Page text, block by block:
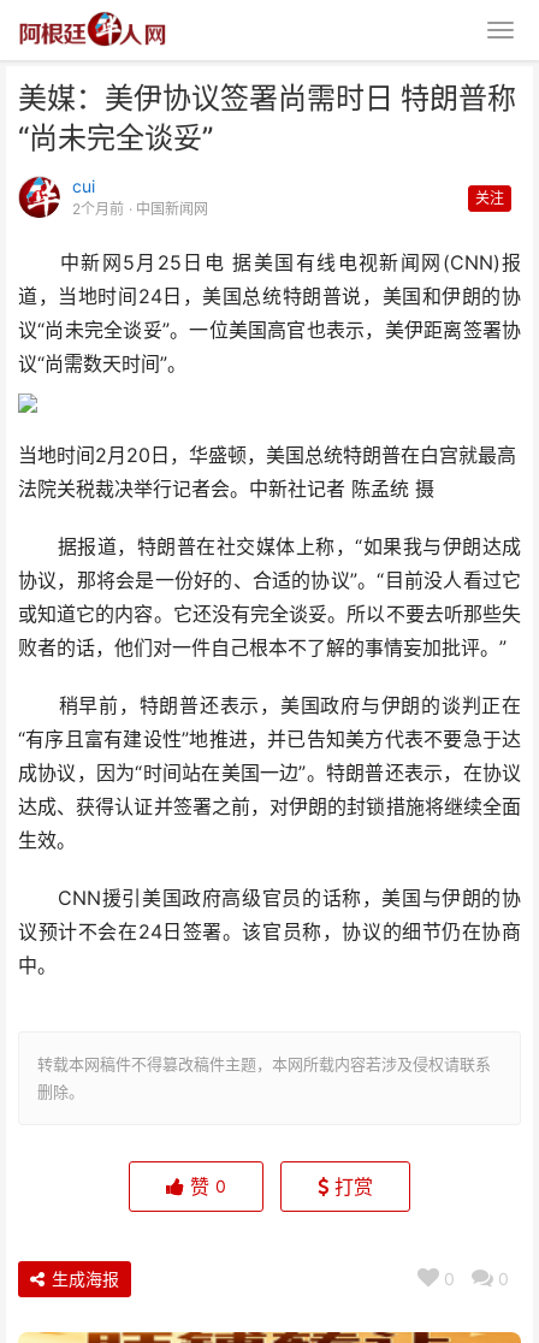
美媒：美伊协议签署尚需时日 特朗普称
“尚未完全谈妥”
cui
2个月前 · 中国新闻网
关注
中新网5月25日电 据美国有线电视新闻网(CNN)报
道，当地时间24日，美国总统特朗普说，美国和伊朗的协
议“尚未完全谈妥”。一位美国高官也表示，美伊距离签署协
议“尚需数天时间”。
当地时间2月20日，华盛顿，美国总统特朗普在白宫就最高
法院关税裁决举行记者会。中新社记者 陈孟统 摄
据报道，特朗普在社交媒体上称，“如果我与伊朗达成
协议，那将会是一份好的、合适的协议”。“目前没人看过它
或知道它的内容。它还没有完全谈妥。所以不要去听那些失
败者的话，他们对一件自己根本不了解的事情妄加批评。”
稍早前，特朗普还表示，美国政府与伊朗的谈判正在
“有序且富有建设性”地推进，并已告知美方代表不要急于达
成协议，因为“时间站在美国一边”。特朗普还表示，在协议
达成、获得认证并签署之前，对伊朗的封锁措施将继续全面
生效。
CNN援引美国政府高级官员的话称，美国与伊朗的协
议预计不会在24日签署。该官员称，协议的细节仍在协商
中。
转载本网稿件不得篡改稿件主题，本网所载内容若涉及侵权请联系
删除。
美媒：美伊协议签署尚需时日 特
朗普称“尚未完全谈妥”
赞 0 打赏
0 0
生成海报